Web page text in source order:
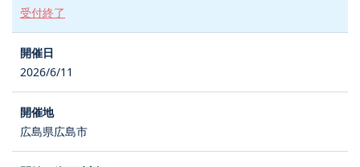
受付終了
2026/6/11
広島県広島市